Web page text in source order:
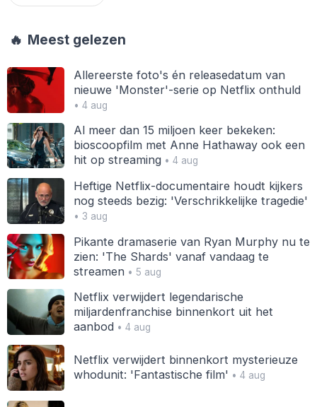
🔥 Meest gelezen
Allereerste foto's én releasedatum van
nieuwe 'Monster'-serie op Netflix onthuld
• 4 aug
Al meer dan 15 miljoen keer bekeken:
bioscoopfilm met Anne Hathaway ook een
hit op streaming• 4 aug
Heftige Netflix-documentaire houdt kijkers
nog steeds bezig: 'Verschrikkelijke tragedie'
• 3 aug
Pikante dramaserie van Ryan Murphy nu te
zien: 'The Shards' vanaf vandaag te
streamen• 5 aug
Netflix verwijdert legendarische
miljardenfranchise binnenkort uit het
aanbod • 4 aug
Netflix verwijdert binnenkort mysterieuze
whodunit: 'Fantastische film' • 4 aug